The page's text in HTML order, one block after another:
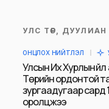
УЛС ТӨР, ДУУЛИАН
ОНЦЛОХ НИЙТЛЭЛ
Улсын Их Хурлын
Төрийн ордонтой
зургаадугаар сард
оролцжээ